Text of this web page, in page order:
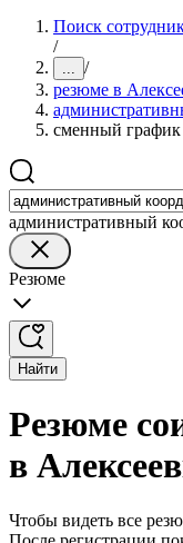
Поиск
/
... /
резюме в
сменный график
административный
Резюме
Найти
Резюме
в
Чтобы видеть все